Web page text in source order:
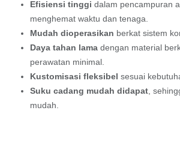
Efisiensi tinggi dalam pencampuran
menghemat waktu dan tenaga.
Mudah dioperasikan berkat sistem
Daya tahan lamadengan material
perawatan minimal.
Kustomisasi fleksibel sesuai
Suku cadang mudah didapat,
mudah.